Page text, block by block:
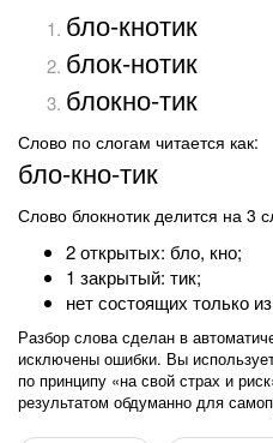
бло-кнотик
блок-нотик
блокно-тик
Слово по слогам читается как:
бло-кно-тик
Слово блокнотик делится на 3
2 открытых: бло, кно;
1 закрытый: тик;
нет состоящих только
Разбор слова сделан в
исключены ошибки. Вы
по принципу «на свой страх и
результатом обдуманно для